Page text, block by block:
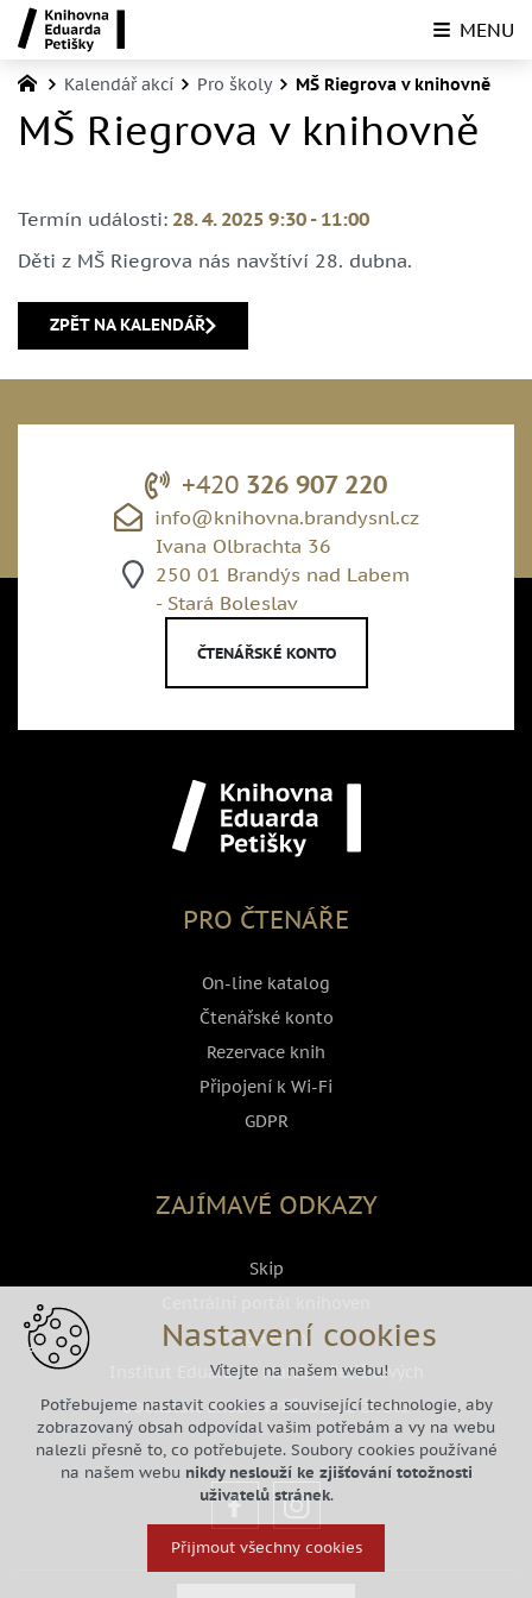
Kalendář akcí Pro školy MŠ Riegrova v knihovně
MŠ Riegrova v knihovně
Termín události: 28. 4. 2025 9:30 - 11:00
Děti z MŠ Riegrova nás navštíví 28. dubna.
ZPĚT NA KALENDÁŘ
+420 326 907 220
info@knihovna.brandysnl.cz
Ivana Olbrachta 36
250 01 Brandýs nad Labem
- Stará Boleslav
ČTENÁŘSKÉ KONTO
PRO ČTENÁŘE
On-line katalog
Čtenářské konto
Rezervace knih
Připojení k Wi-Fi
GDPR
ZAJÍMAVÉ ODKAZY
Skip
Megaknihy
Institut Eduarda a Martina Petiškových
Bookstart aneb s Knižkou do života
MENU
Nastavení cookies
Vítejte na našem webu!
Potřebujeme nastavit cookies a související technologie, aby
zobrazovaný obsah odpovídal vašim potřebám a vy na webu
nalezli přesně to, co potřebujete. Soubory cookies používané
na našem webu nikdy neslouží ke zjišťování totožnosti
uživatelů stránek.
Přijmout všechny cookies